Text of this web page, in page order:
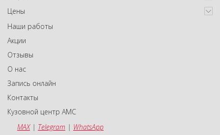
Цены
Наши работы
Акции
Отзывы
О нас
Запись онлайн
Контакты
Кузовной центр АМС
MAX| Telegram | WhatsApp